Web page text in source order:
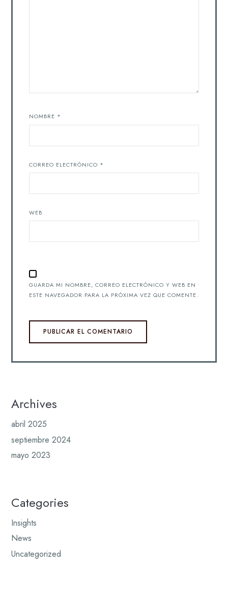
NOMBRE *
CORREO ELECTRÓNICO *
WEB
GUARDA MI NOMBRE, CORREO ELECTRÓNICO Y WEB EN
ESTE NAVEGADOR PARA LA PRÓXIMA VEZ QUE COMENTE.
Archives
abril 2025
septiembre 2024
mayo 2023
Categories
Insights
News
Uncategorized